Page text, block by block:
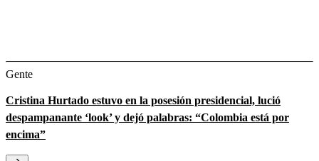
Gente
Cristina Hurtado estuvo en la posesión presidencial, lució
despampanante ‘look’ y dejó palabras: “Colombia está por
encima”